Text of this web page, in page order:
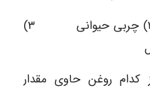
۱) روغن هسته خرما ۲) چربی حیوانی ۳)
کدام روغن حاوی مقدار